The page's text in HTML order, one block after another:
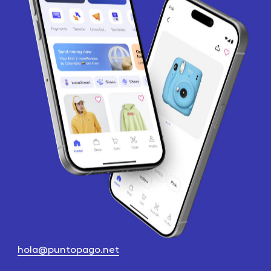
hola@puntopago.net